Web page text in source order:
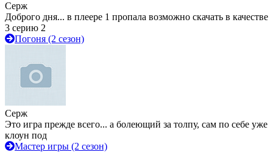
Серж
Доброго дня... в плеере 1 пропала возможно скачать в качестве
3 серию 2
Погоня (2 сезон)
Серж
Это игра прежде всего... а болеющий за толпу, сам по себе уже
клоун под
Мастер игры (2 сезон)